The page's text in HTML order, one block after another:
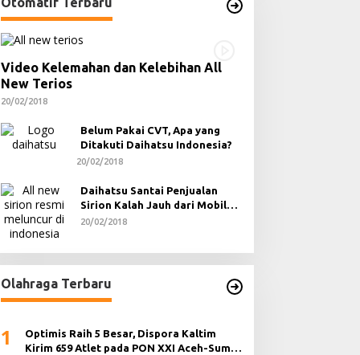
Video Kelemahan dan Kelebihan All
New Terios
20/02/2018
Belum Pakai CVT, Apa yang
Ditakuti Daihatsu Indonesia?
20/02/2018
Daihatsu Santai Penjualan
Sirion Kalah Jauh dari Mobil
LCGC
20/02/2018
Olahraga Terbaru
1
Optimis Raih 5 Besar, Dispora Kaltim
Kirim 659 Atlet pada PON XXI Aceh-Sumut